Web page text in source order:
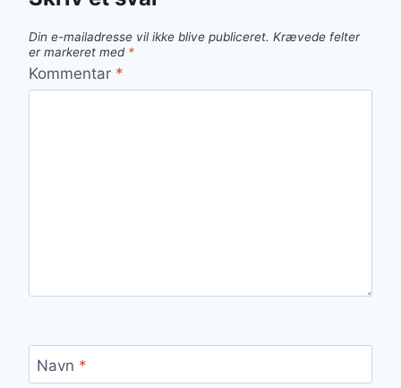
Din e-mailadresse vil ikke blive publiceret. Krævede felter
er markeret med *
Kommentar *
Navn *